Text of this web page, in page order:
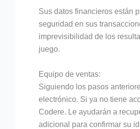
Sus datos financieros están
seguridad en sus
imprevisibilidad de los
juego.
Equipo de ventas:
Siguiendo los pasos
electrónico. Si ya no tiene
Codere. Le ayudarán a
adicional para confirmar su